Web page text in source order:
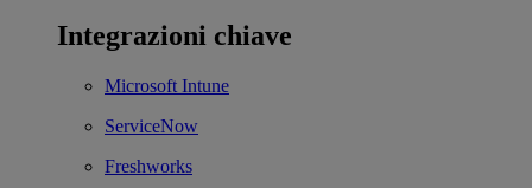
Integrazioni chiave
Microsoft Intune
ServiceNow
Freshworks